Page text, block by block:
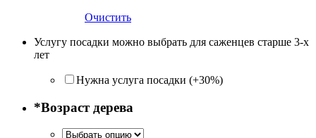
Очистить
Услугу посадки можно выбрать для саженцев старше 3-х
лет
Нужна услуга посадки (+30%)
*Возраст дерева